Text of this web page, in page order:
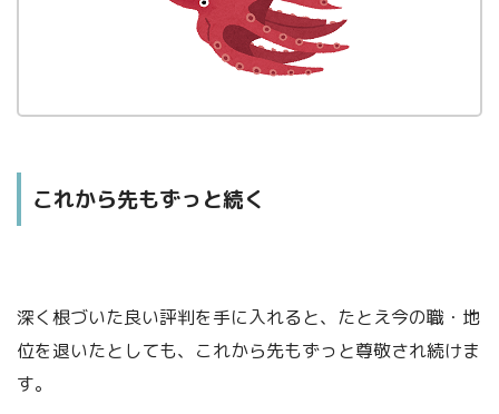
これから先もずっと続く
深く根づいた良い評判を手に入れると、たとえ今の職・地
位を退いたとしても、これから先もずっと尊敬され続けま
す。